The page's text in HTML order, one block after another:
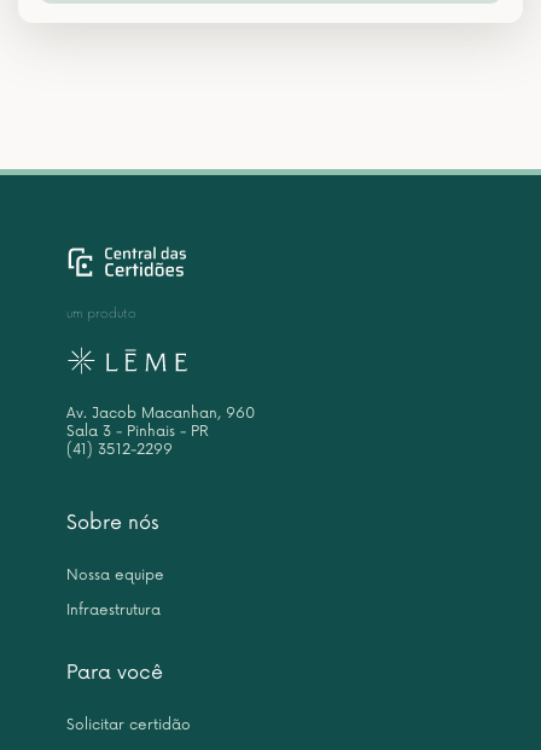
Sobre nós
Nossa equipe
Infraestrutura
Para você
Solicitar certidão
um produto
Av. Jacob Macanhan, 960
Sala 3 - Pinhais - PR
(41) 3512-2299